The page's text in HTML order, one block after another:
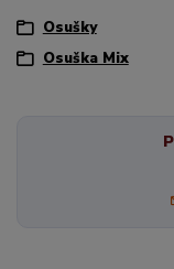
Osušky
Osuška Mix